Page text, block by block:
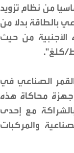
من نظام تزويد
بالطاقة بدلا من
الأجنبية من حيث
الصناعي في
أجهزة محاكاة هذه
مع إحدى
والمركبات